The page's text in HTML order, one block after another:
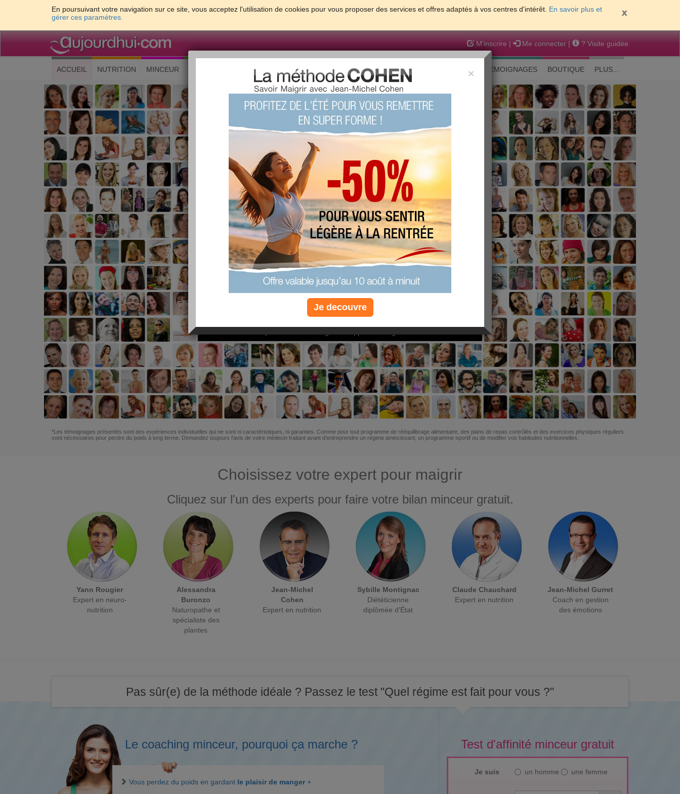
En poursuivant votre navigation sur ce site, vous acceptez l'utilisation de cookies pour vous proposer des services et offres adaptés à vos centres d'intérêt. En savoir plus et
gérer ces paramètres.
M'inscrire | Me connecter | ? Visite guidée
ACCUEIL (current)
NUTRITION MINCEUR FORME & SANTE PSYCHO & TESTS GROSSESSE & BEBE TEMOIGNAGES BOUTIQUE PLUS...
Les meilleures solutions pour maigrir et être bien dans sa peau
PLUS
EFFICACE
PLUS
SANTÉ
PLUS
COACHING
Non, je préfère le régime gratuit
*Les témoignages présentés sont des expériences individuelles qui ne sont ni caractéristiques, ni garanties. Comme pour tout programme de rééquilibrage alimentaire, des plans de repas contrôlés et des exercices physiques réguliers
sont nécessaires pour perdre du poids à long terme. Demandez toujours l'avis de votre médecin traitant avant d'entreprendre un régime amincissant, un programme sportif ou de modifier vos habitudes nutritionnelles.
Choisissez votre expert pour maigrir
Cliquez sur l'un des experts pour faire votre bilan minceur gratuit.
Yann Rougier
Expert en neuro-
nutrition
Alessandra
Buronzo
Naturopathe et
spécialiste des
plantes
Jean-Michel
Cohen
Expert en nutrition
Sybille Montignac
Diététicienne
diplômée d'État
Claude Chauchard
Expert en nutrition
Jean-Michel Gurret
Coach en gestion
des émotions
Pas sûr(e) de la méthode idéale ? Passez le test "Quel régime est fait pour vous ?"
Test d'affinité minceur gratuit
Je suis un homme une femme
Le coaching minceur, pourquoi ça marche ?
Vous perdez du poids en gardant le plaisir de manger +
×
Je decouvre